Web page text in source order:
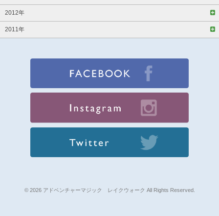
2012年
2011年
© 2026 アドベンチャーマジック レイクウォーク All Rights Reserved.